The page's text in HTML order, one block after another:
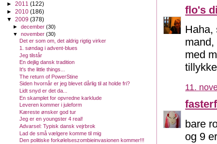
flo's
Haha,
med
11.
bare
og 9
► 2011 (122)
► 2010 (186)
▼ 2009 (378)
►december(30)
▼november(30)
Det er som om, det aldrig rigtig virker
1. søndag i advent-blues
Jeg tilstår
En dejlig dansk tradition
It's the little things...
The return of PowerStine
Siden hvornår er jeg blevet dårlig til at holde fri?
Lidt snyd er det da...
En skamplet for opvredne karklude
Leveren kommer i juleform
Kæreste ønsker god tur
Jeg er en youngster 4 real!
Advarsel: Typisk dansk vejrbrok
Lad de små vælgere komme til mig
Den politiske forkølelseszombieinvasionen kommer!!!